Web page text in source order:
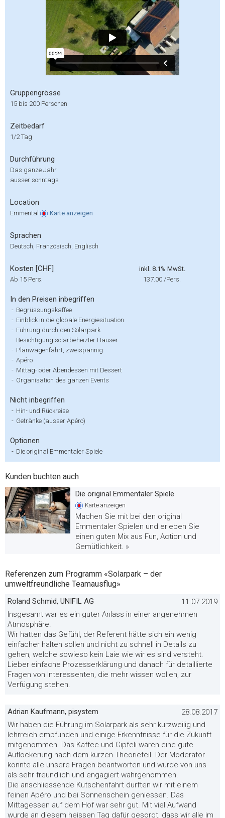
Gruppengrösse
15 bis 200 Personen
Zeitbedarf
1/2 Tag
Durchführung
Das ganze Jahr
ausser sonntags
Location
Emmental Karte anzeigen
Sprachen
Deutsch, Französisch, Englisch
Kosten [CHF]
inkl. 8.1% MwSt.
Ab 15 Pers.
137.00 /Pers.
In den Preisen inbegriffen
- Begrüssungskaffee
- Einblick in die globale Energiesituation
- Führung durch den Solarpark
- Besichtigung solarbeheizter Häuser
- Planwagenfahrt, zweispännig
- Apéro
- Mittag- oder Abendessen mit Dessert
- Organisation des ganzen Events
Nicht inbegriffen
- Hin- und Rückreise
- Getränke (ausser Apéro)
Optionen
- Die original Emmentaler Spiele
Kunden buchten auch
Die original Emmentaler Spiele
Karte anzeigen
Machen Sie mit bei den original
Emmentaler Spielen und erleben Sie
einen guten Mix aus Fun, Action und
Gemütlichkeit. »
Referenzen zum Programm «Solarpark – der
umweltfreundliche Teamausflug»
Roland Schmid, UNIFIL AG
11.07.2019
Insgesamt war es ein guter Anlass in einer angenehmen
Atmosphäre.
Wir hatten das Gefühl, der Referent hätte sich ein wenig
einfacher halten sollen und nicht zu schnell in Details zu
gehen, welche sowieso kein Laie wie wir es sind versteht.
Lieber einfache Prozesserklärung und danach für detaillierte
Fragen von Interessenten, die mehr wissen wollen, zur
Verfügung stehen.
Adrian Kaufmann, pisystem
28.08.2017
Wir haben die Führung im Solarpark als sehr kurzweilig und
lehrreich empfunden und einige Erkenntnisse für die Zukunft
mitgenommen. Das Kaffee und Gipfeli waren eine gute
Auflockerung nach dem kurzen Theorieteil. Der Moderator
konnte alle unsere Fragen beantworten und wurde von uns
als sehr freundlich und engagiert wahrgenommen.
Die anschliessende Kutschenfahrt durften wir mit einem
feinen Apéro und bei Sonnenschein geniessen. Das
Mittagessen auf dem Hof war sehr gut. Mit viel Aufwand
wurde an diesem heissen Tag dafür gesorgt, dass wir alle im